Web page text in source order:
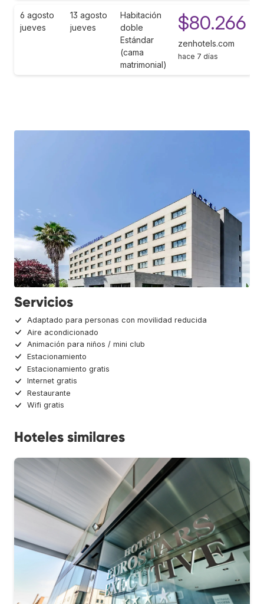
6 agosto
jueves
13 agosto
jueves
Habitación
doble
Estándar
(cama
matrimonial)
$80.266
zenhotels.com
hace 7 días
Servicios
Adaptado para personas con movilidad reducida
Aire acondicionado
Animación para niños / mini club
Estacionamiento
Estacionamiento gratis
Internet gratis
Restaurante
Wifi gratis
Hoteles similares